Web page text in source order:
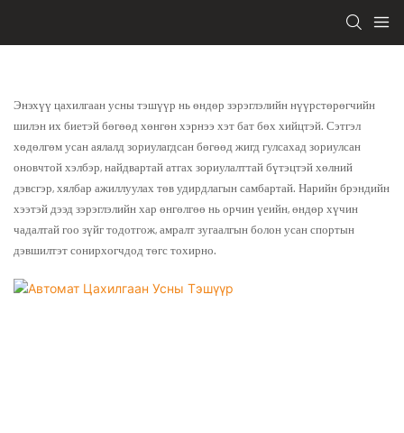
Энэхүү цахилгаан усны тэшүүр нь өндөр зэрэглэлийн нүүрстөрөгчийн
шилэн их биетэй бөгөөд хөнгөн хэрнээ хэт бат бөх хийцтэй. Сэтгэл
хөдөлгөм усан аялалд зориулагдсан бөгөөд жигд гулсахад зориулсан
оновчтой хэлбэр, найдвартай атгах зориулалттай бүтэцтэй хөлний
дэвсгэр, хялбар ажиллуулах төв удирдлагын самбартай. Нарийн брэндийн
хээтэй дээд зэрэглэлийн хар өнгөлгөө нь орчин үеийн, өндөр хүчин
чадалтай гоо зүйг тодотгож, амралт зугаалгын болон усан спортын
дэвшилтэт сонирхогчдод төгс тохирно.